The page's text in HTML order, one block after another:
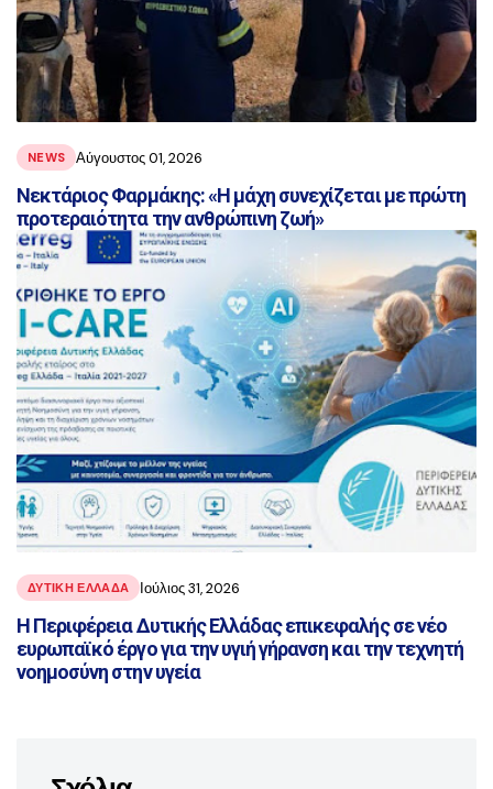
NEWS Αύγουστος 01, 2026
Νεκτάριος Φαρμάκης: «Η μάχη συνεχίζεται με πρώτη
προτεραιότητα την ανθρώπινη ζωή»
ΔΥΤΙΚΗ ΕΛΛΑΔΑ Ιούλιος 31, 2026
Η Περιφέρεια Δυτικής Ελλάδας επικεφαλής σε νέο
ευρωπαϊκό έργο για την υγιή γήρανση και την τεχνητή
νοημοσύνη στην υγεία